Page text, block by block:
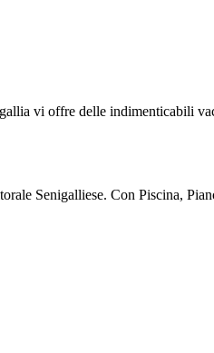
vi offre delle indimenticabili
Senigalliese. Con Piscina,